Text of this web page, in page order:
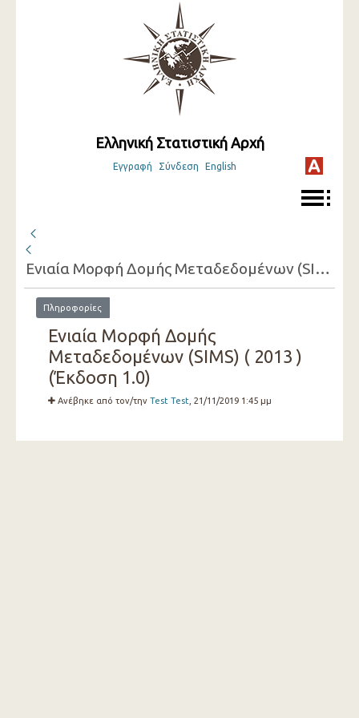
Ελληνική Στατιστική Αρχή
Εγγραφή Σύνδεση English
Ενιαία Μορφή Δομής Μεταδεδομένων (SIMS) ( 2013 )
Πληροφορίες
Ενιαία Μορφή Δομής
Μεταδεδομένων (SIMS) ( 2013 )
(Έκδοση 1.0)
Ανέβηκε από τον/την Test Test , 21/11/2019 1:45 μμ